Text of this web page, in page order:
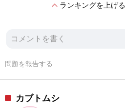
expand_lessランキングを上げる
問題を報告する
カブトムシ